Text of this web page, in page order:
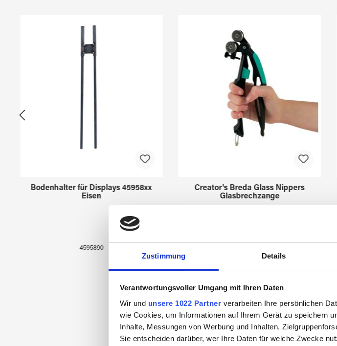
Zustimmung Details
Verantwortungsvoller Umgang mit Ihren Daten
Wir und unsere 1022 Partner verarbeiten Ihre persönlichen
wie Cookies, um Informationen auf Ihrem Gerät zu speichern
Inhalte, Messungen von Werbung und Inhalten,
Sie entscheiden darüber, wer Ihre Daten für welche Zwecke
Bodenhalter für Displays 45958xx
Eisen
4595890
Creator's Breda Glass Nippers
Glasbrechzange
Zuletzt